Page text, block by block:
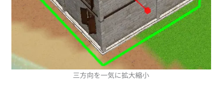
三方向を一気に拡大縮小